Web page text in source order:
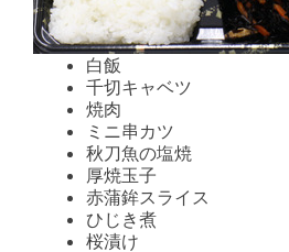
白飯
千切キャベツ
焼肉
ミニ串カツ
秋刀魚の塩焼
厚焼玉子
赤蒲鉾スライス
ひじき煮
桜漬け